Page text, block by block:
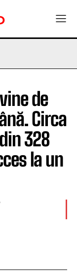
de
Circa
328
la un